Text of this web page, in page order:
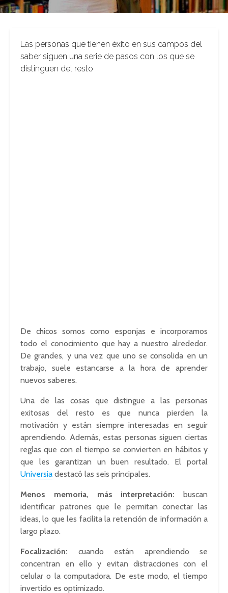
Las personas que tienen éxito en sus campos del
saber siguen una serie de pasos con los que se
distinguen del resto
De chicos somos como esponjas e incorporamos
todo el conocimiento que hay a nuestro alrededor.
De grandes, y una vez que uno se consolida en un
trabajo, suele estancarse a la hora de aprender
nuevos saberes.
Una de las cosas que distingue a las personas
exitosas del resto es que nunca pierden la
motivación y están siempre interesadas en seguir
aprendiendo. Además, estas personas siguen ciertas
reglas que con el tiempo se convierten en hábitos y
que les garantizan un buen resultado. El portal
Universia destacó las seis principales.
Menos memoria, más interpretación: buscan
identificar patrones que le permitan conectar las
ideas, lo que les facilita la retención de información a
largo plazo.
Focalización: cuando están aprendiendo se
concentran en ello y evitan distracciones con el
celular o la computadora. De este modo, el tiempo
invertido es optimizado.